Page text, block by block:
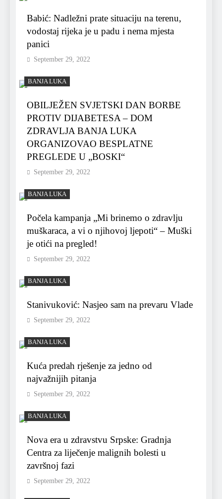
Babić: Nadležni prate situaciju na terenu,
vodostaj rijeka je u padu i nema mjesta
panici
September 29, 2022
BANJA LUKA
OBILJEŽEN SVJETSKI DAN BORBE
PROTIV DIJABETESA – DOM
ZDRAVLJA BANJA LUKA
ORGANIZOVAO BESPLATNE
PREGLEDE U „BOSKI“
September 29, 2022
BANJA LUKA
Počela kampanja „Mi brinemo o zdravlju
muškaraca, a vi o njihovoj ljepoti“ – Muški
je otići na pregled!
September 29, 2022
BANJA LUKA
Stanivuković: Nasjeo sam na prevaru Vlade
September 29, 2022
BANJA LUKA
Kuća predah rješenje za jedno od
najvažnijih pitanja
September 29, 2022
BANJA LUKA
Nova era u zdravstvu Srpske: Gradnja
Centra za liječenje malignih bolesti u
završnoj fazi
September 29, 2022